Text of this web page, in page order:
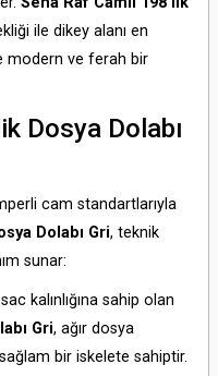
ile dikey alanı en
modern ve ferah bir
Dosya Dolabı
cam standartlarıyla
Dolabı Gri, teknik
sunar:
kalınlığına sahip olan
Gri, ağır dosya
bir iskelete sahiptir.